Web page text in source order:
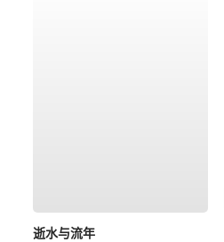
逝水与流年